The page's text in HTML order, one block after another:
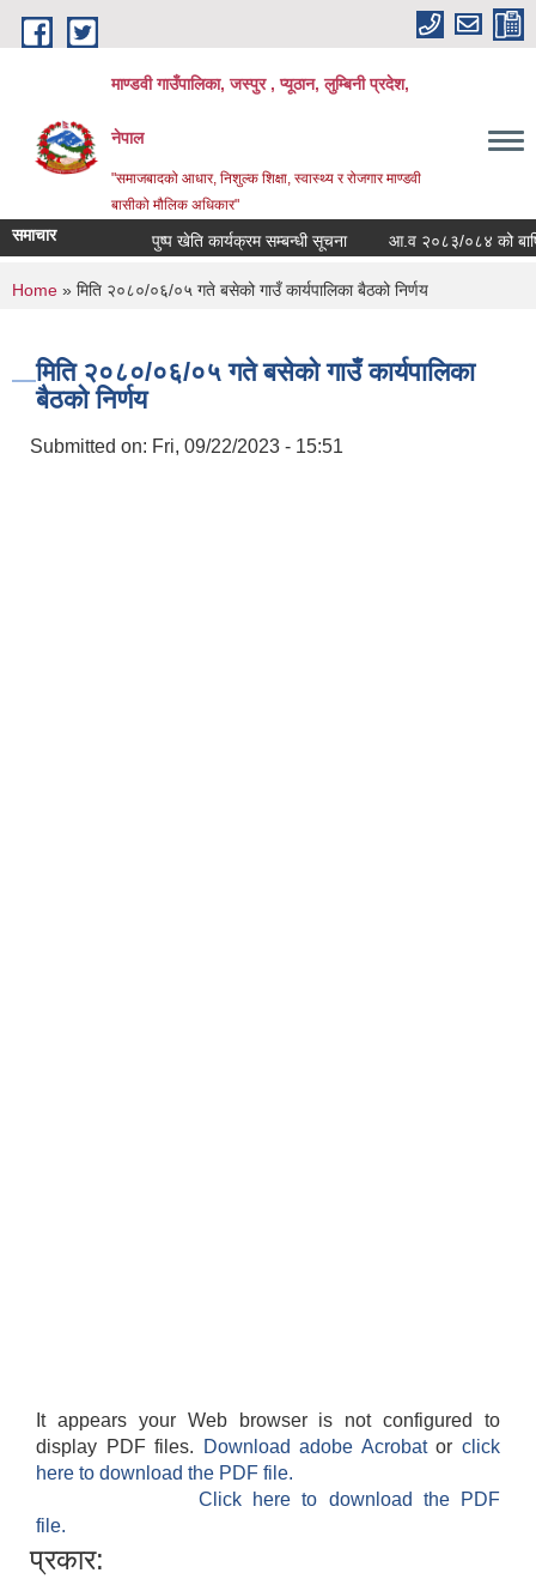
Skip to main content
माण्डवी गाउँपालिका, जस्पुर , प्यूठान, लुम्बिनी प्रदेश,
नेपाल
"समाजबादको आधार, निशुल्क शिक्षा, स्वास्थ्य र रोजगार माण्डवी
बासीको मौलिक अधिकार"
समाचार पुष्प खेति कार्यक्रम सम्बन्धी सूचना आ.व २०८३/०८४ को बार्षिक
You are here
Home » मिति २०८०/०६/०५ गते बसेको गाउँ कार्यपालिका बैठको निर्णय
मिति २०८०/०६/०५ गते बसेको गाउँ कार्यपालिका
बैठको निर्णय
Submitted on: Fri, 09/22/2023 - 15:51
It appears your Web browser is not configured to
display PDF files.
Download adobe Acrobatorclick
here to download the PDF file.
Click here to download the PDF
file.
प्रकार: